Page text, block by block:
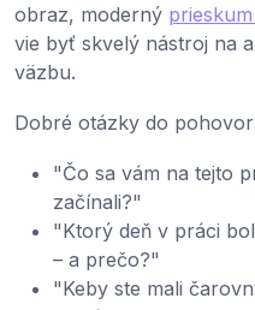
obraz, moderný
vie byť skvelý nástroj na
väzbu.
Dobré otázky do
"Čo sa vám na tejto
začínali?"
"Ktorý deň v práci
– a prečo?"
"Keby ste mali